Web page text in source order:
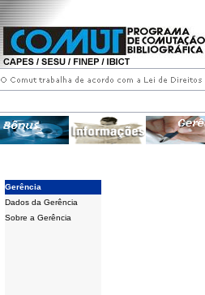
Gerência
Dados da Gerência
Sobre a Gerência